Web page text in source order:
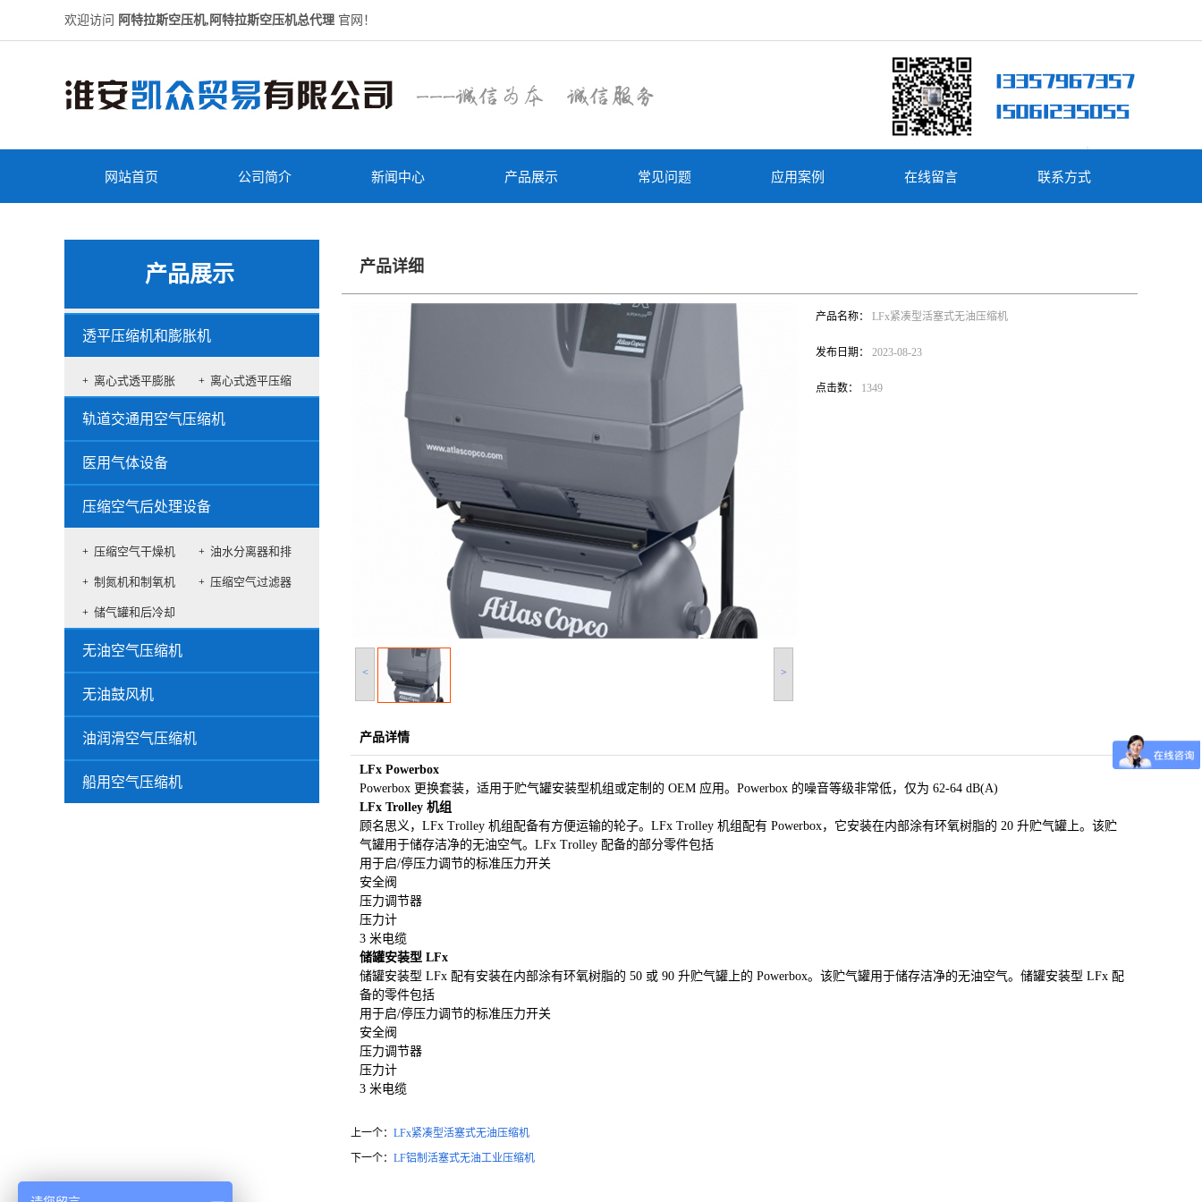
欢迎访问 阿特拉斯空压机,阿特拉斯空压机总代理 官网！
网站首页 公司简介 新闻中心 产品展示 常见问题 应用案例 在线留言 联系方式
产品展示
透平压缩机和膨胀机
离心式透平膨胀
机
离心式透平压缩
机
轨道交通用空气压缩机
医用气体设备
压缩空气后处理设备
压缩空气干燥机 油水分离器和排
水
制氮机和制氧机 压缩空气过滤器
储气罐和后冷却
器
无油空气压缩机
无油鼓风机
油润滑空气压缩机
船用空气压缩机
产品详细
< >
产品名称： LFx紧凑型活塞式无油压缩机
发布日期： 2023-08-23
点击数： 1349
产品详情
LFx Powerbox
Powerbox 更换套装，适用于贮气罐安装型机组或定制的 OEM 应用。Powerbox 的噪音等级非常低，仅为 62-64 dB(A)
LFx Trolley 机组
顾名思义，LFx Trolley 机组配备有方便运输的轮子。LFx Trolley 机组配有 Powerbox，它安装在内部涂有环氧树脂的 20 升贮气罐上。该贮
气罐用于储存洁净的无油空气。LFx Trolley 配备的部分零件包括
用于启/停压力调节的标准压力开关
安全阀
压力调节器
压力计
3 米电缆
储罐安装型 LFx
储罐安装型 LFx 配有安装在内部涂有环氧树脂的 50 或 90 升贮气罐上的 Powerbox。该贮气罐用于储存洁净的无油空气。储罐安装型 LFx 配
备的零件包括
用于启/停压力调节的标准压力开关
安全阀
压力调节器
压力计
3 米电缆
上一个： LFx紧凑型活塞式无油压缩机
下一个： LF铝制活塞式无油工业压缩机